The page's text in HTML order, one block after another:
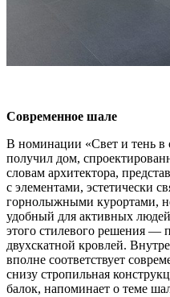
Современное шале
В номинации «Свет и тень в
получил дом,
словам архитектора,
с элементами, эстетически
горнолыжными курортами,
удобный для активных
этого стилевого решения —
двухскатной кровлей.
вполне соответствует
снизу стропильная
балок, напоминает о теме